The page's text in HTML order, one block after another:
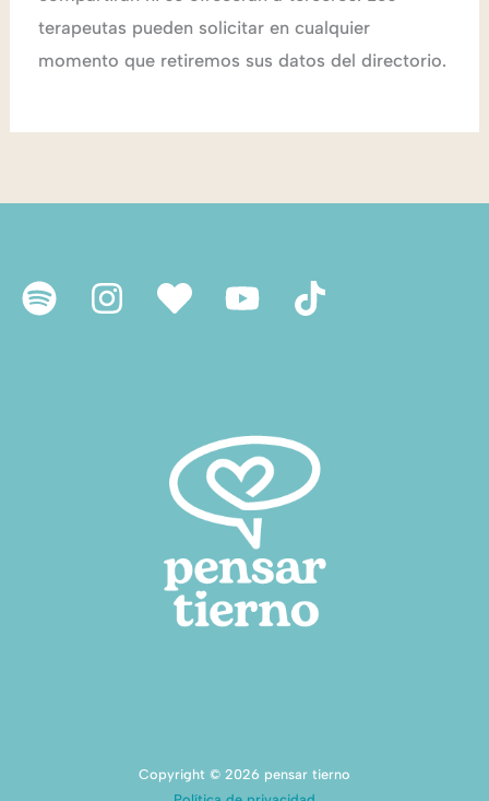
terapeutas pueden solicitar en cualquier
momento que retiremos sus datos del directorio.
Copyright © 2026 pensar tierno